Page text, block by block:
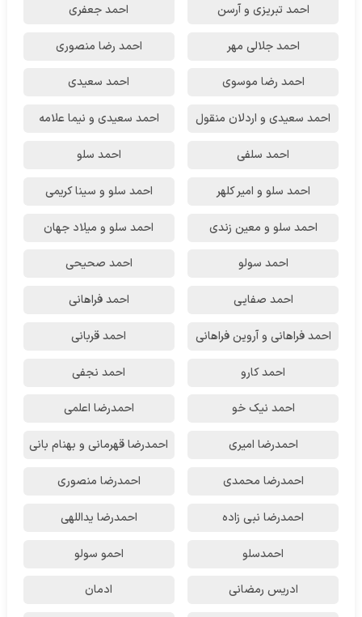
احمد تبریزی و آرسن احمد جعفری
احمد جلالی مهر احمد رضا منصوری
احمد رضا موسوی احمد سعیدی
احمد سعیدی و اردلان منقول احمد سعیدی و نیما علامه
احمد سلفی احمد سلو
احمد سلو و امیر کلهر احمد سلو و سینا کریمی
احمد سلو و معین زندی احمد سلو و میلاد جهان
احمد سولو احمد صحیحی
احمد صفایی احمد فراهانی
احمد فراهانی و آروین فراهانی احمد قربانی
احمد کارو احمد نجفی
احمد نیک خو احمدرضا اعلمی
احمدرضا امیری احمدرضا قهرمانی و بهنام بانی
احمدرضا محمدی احمدرضا منصوری
احمدرضا نبی زاده احمدرضا یداللهی
احمدسلو احمو سولو
ادریس رمضانی ادمان